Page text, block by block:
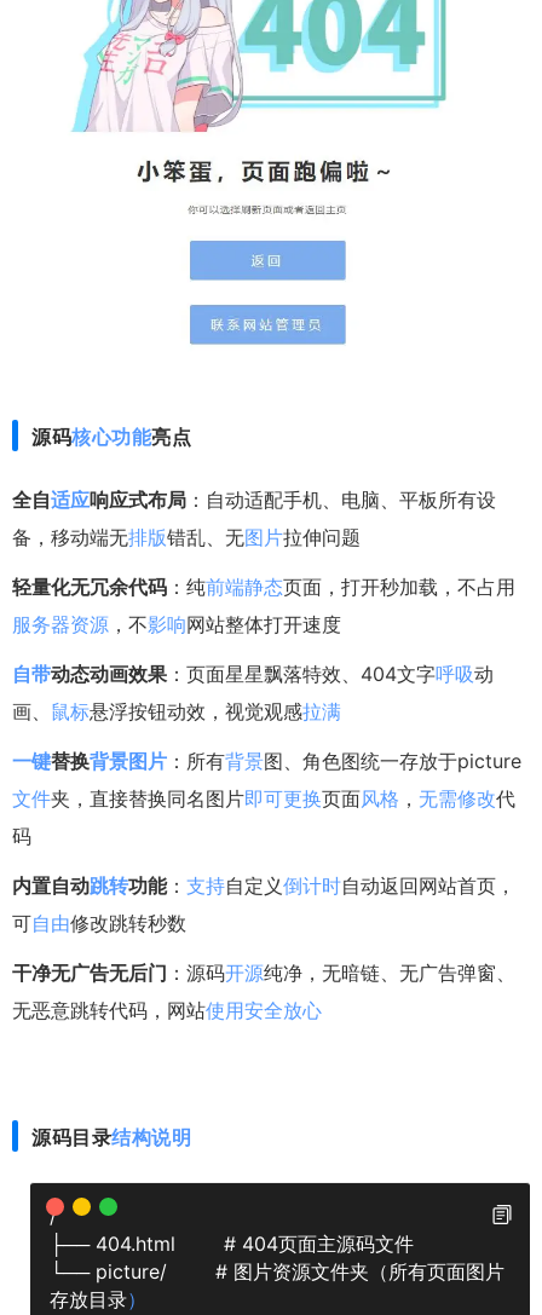
源码核心功能亮点
全自适应响应式布局 ：自动适配手机、电脑、平板所有设
备，移动端无排版错乱、无图片拉伸问题
轻量化无冗余代码 ：纯前端静态页面，打开秒加载，不占用
服务器资源 ，不影响网站整体打开速度
自带动态动画效果 ：页面星星飘落特效、404文字呼吸动
画、 鼠标悬浮按钮动效，视觉观感拉满
一键替换背景图片 ：所有背景图、角色图统一存放于picture
文件夹，直接替换同名图片即可更换页面风格 ， 无需修改代
码
内置自动跳转功能： 支持自定义倒计时自动返回网站首页，
可自由修改跳转秒数
干净无广告无后门 ：源码开源纯净，无暗链、无广告弹窗、
无恶意跳转代码，网站使用安全放心
源码目录结构说明
/
├── 404.html        # 404页面主源码文件
└── picture/        # 图片资源文件夹（所有页面图片
存放目录）